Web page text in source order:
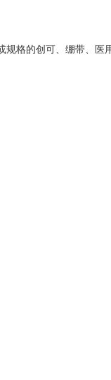
格的创可、绷带、医